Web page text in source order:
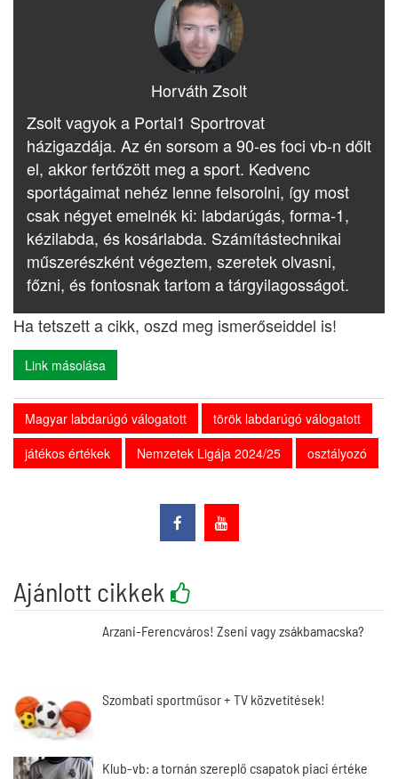
Horváth Zsolt
Zsolt vagyok a Portal1 Sportrovat
házigazdája. Az én sorsom a 90-es foci vb-n dőlt
el, akkor fertőzött meg a sport. Kedvenc
sportágaimat nehéz lenne felsorolni, így most
csak négyet emelnék ki: labdarúgás, forma-1,
kézilabda, és kosárlabda. Számítástechnikai
műszerészként végeztem, szeretek olvasni,
főzni, és fontosnak tartom a tárgyilagosságot.
Ha tetszett a cikk, oszd meg ismerőseiddel is!
Link másolása
Magyar labdarúgó válogatott
török labdarúgó válogatott
játékos értékek
Nemzetek Ligája 2024/25 osztályozó
Ajánlott cikkek
Arzani-Ferencváros! Zseni vagy zsákbamacska?
Szombati sportműsor + TV közvetítések!
Klub-vb: a tornán szereplő csapatok piaci értéke